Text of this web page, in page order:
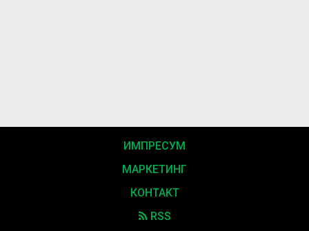
ИМПРЕСУМ
МАРКЕТИНГ
КОНТАКТ
RSS